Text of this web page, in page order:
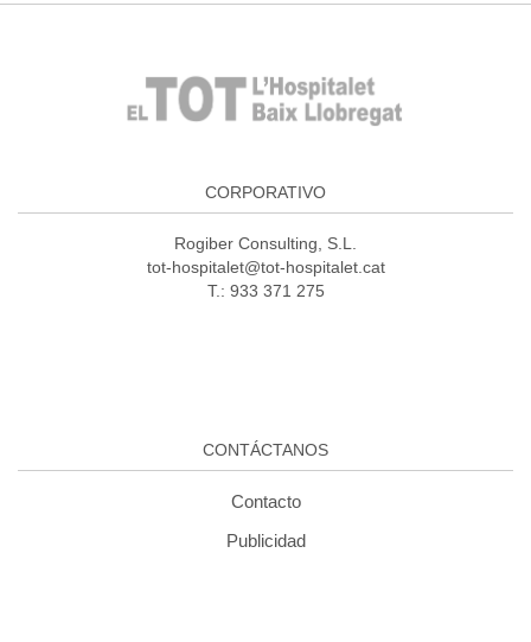
CORPORATIVO
Rogiber Consulting, S.L.
tot-hospitalet@tot-hospitalet.cat
T.: 933 371 275
CONTÁCTANOS
Contacto
Publicidad